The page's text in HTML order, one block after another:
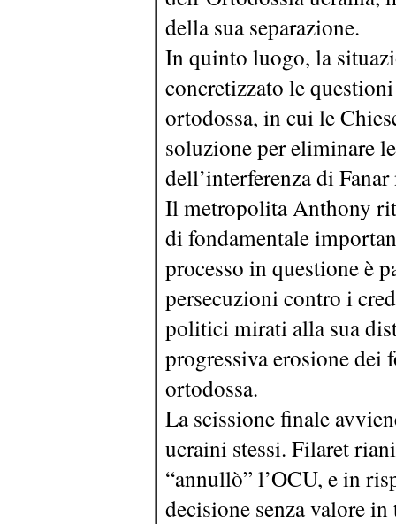
della sua separazione.
In quinto luogo, la
concretizzato le
ortodossa, in cui le
soluzione per eliminare
dell’interferenza di
Il metropolita Anthony
di fondamentale
processo in questione è
persecuzioni contro i
politici mirati alla sua
progressiva erosione dei
ortodossa.
La scissione finale
ucraini stessi. Filaret
“annullò” l’OCU, e in
decisione senza valore